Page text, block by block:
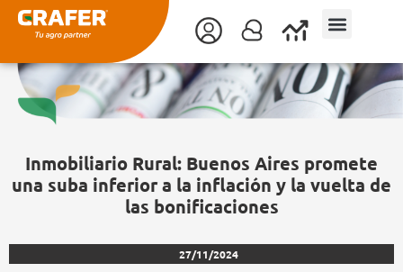
contenido
Inmobiliario Rural: Buenos Aires promete
una suba inferior a la inflación y la vuelta de
las bonificaciones
27/11/2024